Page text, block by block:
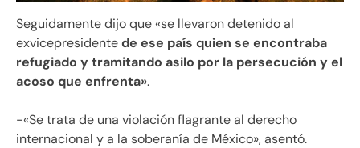
Seguidamente dijo que «se llevaron detenido al
exvicepresidentede ese país quien se encontraba
refugiado y tramitando asilo por la persecución y el
acoso que enfrenta».
-«Se trata de una violación flagrante al derecho
internacional y a la soberanía de México», asentó.